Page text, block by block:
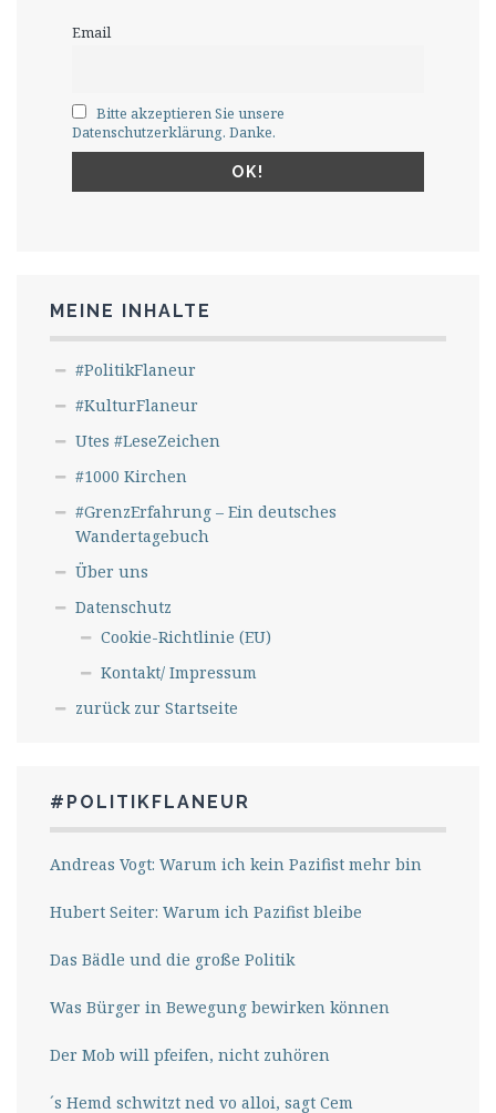
Email
Bitte akzeptieren Sie unsere
Datenschutzerklärung. Danke.
MEINE INHALTE
#PolitikFlaneur
#KulturFlaneur
Utes #LeseZeichen
#1000 Kirchen
#GrenzErfahrung – Ein deutsches
Wandertagebuch
Über uns
Datenschutz
Cookie-Richtlinie (EU)
Kontakt/ Impressum
zurück zur Startseite
#POLITIKFLANEUR
Andreas Vogt: Warum ich kein Pazifist mehr bin
Hubert Seiter: Warum ich Pazifist bleibe
Das Bädle und die große Politik
Was Bürger in Bewegung bewirken können
Der Mob will pfeifen, nicht zuhören
´s Hemd schwitzt ned vo alloi, sagt Cem